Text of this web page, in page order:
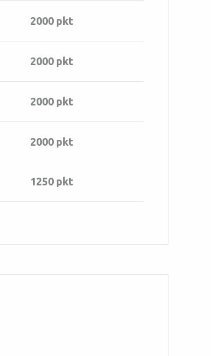
2000 pkt
2000 pkt
2000 pkt
2000 pkt
1250 pkt